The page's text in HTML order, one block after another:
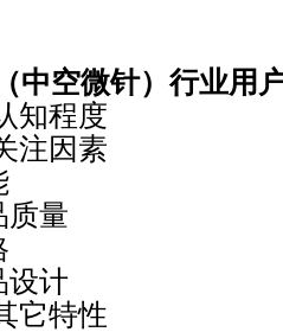
中空微针）行业用
程度
因素
量
计
特性